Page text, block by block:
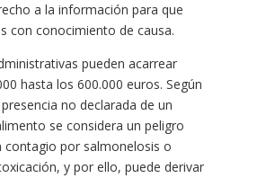
a la información para que
con conocimiento de causa.
pueden acarrear
hasta los 600.000 euros. Según
no declarada de un
se considera un peligro
contagio por salmonelosis o
y por ello, puede derivar